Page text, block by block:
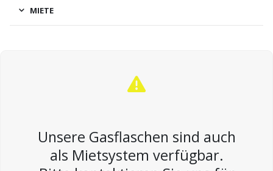
MIETE
Unsere Gasflaschen sind auch
als Mietsystem verfügbar.